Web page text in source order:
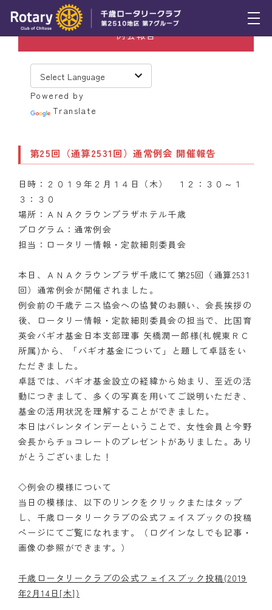
トピックス
例会報告
スケジュール
年間プログラム
木曜会
組織図
クラブのあゆみ
クラブの歴史
歴代会長・幹事
記念誌
案内
例会場・事務局の案内
リンク集
情報公開
入会のご案内
例会報告
Powered by
Translate
第25回（通算2531回）通常例会 開催報告
日時：２０１９年２月１４日（木） １２：３０～１
３：３０
場所：ＡＮＡクラウンプラザホテル千歳
プログラム：通常例会
担当：ロータリー情報・定款細則委員会
本日、ＡＮＡクラウンプラザ千歳にて第25回（通算2531
回）通常例会が開催されました。
例会前の千歳テニス協会への協賛のお願い、会長挨拶の
後、ロータリー情報・定款細則委員会の担当で、比国育
英会バギオ基金日本支部理事 矢橋潤一郎様(札幌東ＲＣ
所属)から、「バギオ基金について」と題して卓話をい
ただきました。
卓話では、バギオ基金設立の経緯から始まり、至近の活
動につきまして、多くの写真を用いてご説明いただき、
基金の活用状況を理解することができました。
本日はバレンタインデーということで、女性会員と今野
会長からチョコレートのプレゼントがありました。あり
がとうございました！
◇例会の模様について
当日の模様は、以下のリンクをクリックまたはタップ
し、千歳ロータリークラブの公式フェイスブックの投稿
ページにてご覧になれます。（ログインなしでも記事・
画像の参照ができます。）
千歳ロータリークラブの公式フェイスブック投稿(2019
年2月14日[木])